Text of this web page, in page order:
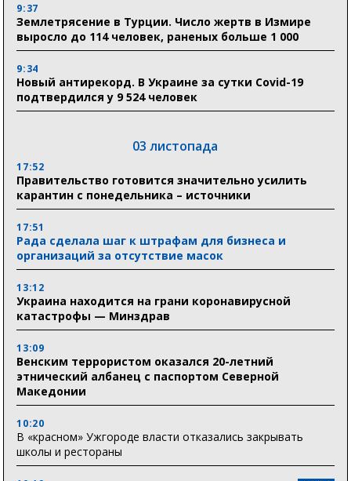
9:37
Землетрясение в Турции. Число жертв в Измире
выросло до 114 человек, раненых больше 1 000
9:34
Новый антирекорд. В Украине за сутки Covid-19
подтвердился у 9 524 человек
03 листопада
17:52
Правительство готовится значительно усилить
карантин с понедельника – источники
17:51
Рада сделала шаг к штрафам для бизнеса и
организаций за отсутствие масок
13:12
Украина находится на грани коронавирусной
катастрофы — Минздрав
13:09
Венским террористом оказался 20-летний
этнический албанец с паспортом Северной
Македонии
10:20
В «красном» Ужгороде власти отказались закрывать
школы и рестораны